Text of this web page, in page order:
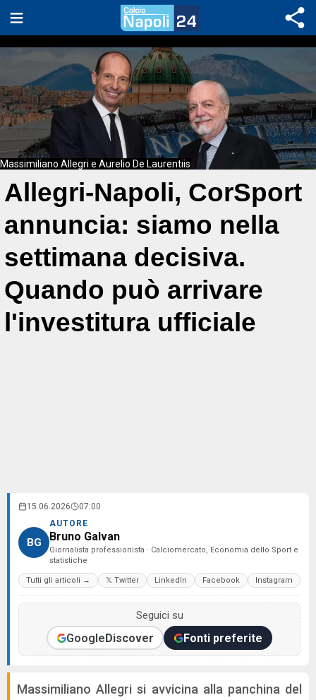
Massimiliano Allegri e Aurelio De Laurentiis
Allegri-Napoli, CorSport
annuncia: siamo nella
settimana decisiva.
Quando può arrivare
l'investitura ufficiale
15.06.2026 07:00
BG
AUTORE
Bruno Galvan
Giornalista professionista · Calciomercato, Economia dello Sport e
statistiche
Tutti gli articoli → 𝕏 Twitter LinkedIn Facebook Instagram
Seguici su
GoogleDiscover Fonti preferite
Massimiliano Allegri si avvicina alla panchina del